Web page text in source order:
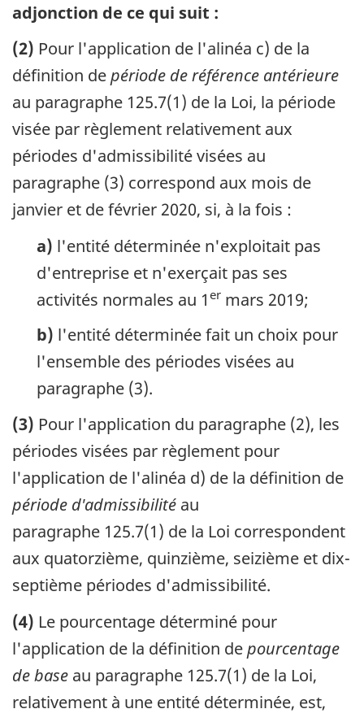
adjonction de ce qui suit :
(2) Pour l'application de l'alinéa c) de la
définition depériode de référence antérieure
au paragraphe 125.7(1) de la Loi, la période
visée par règlement relativement aux
périodes d'admissibilité visées au
paragraphe (3) correspond aux mois de
janvier et de février 2020, si, à la fois :
a) l'entité déterminée n'exploitait pas
d'entreprise et n'exerçait pas ses
activités normales au 1 er mars 2019;
b) l'entité déterminée fait un choix pour
l'ensemble des périodes visées au
paragraphe (3).
(3) Pour l'application du paragraphe (2), les
périodes visées par règlement pour
l'application de l'alinéa d) de la définition de
période d'admissibilité au
paragraphe 125.7(1) de la Loi correspondent
aux quatorzième, quinzième, seizième et dix-
septième périodes d'admissibilité.
(4) Le pourcentage déterminé pour
l'application de la définition depourcentage
de base au paragraphe 125.7(1) de la Loi,
relativement à une entité déterminée, est,